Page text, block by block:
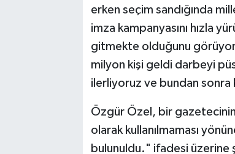
erken seçim sandığında
imza kampanyasını hızla
gitmekte olduğunu
milyon kişi geldi darbeyi
ilerliyoruz ve bundan
Özgür Özel, bir
olarak kullanılmaması
bulunuldu." ifadesi üzerine